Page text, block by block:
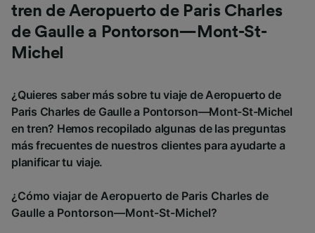
tren de Aeropuerto de Paris Charles
de Gaulle a Pontorson—Mont-St-
Michel
¿Quieres saber más sobre tu viaje de Aeropuerto de
Paris Charles de Gaulle a Pontorson—Mont-St-Michel
en tren? Hemos recopilado algunas de las preguntas
más frecuentes de nuestros clientes para ayudarte a
planificar tu viaje.
¿Cómo viajar de Aeropuerto de Paris Charles de
Gaulle a Pontorson—Mont-St-Michel?